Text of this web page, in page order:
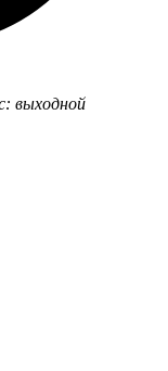
выходной